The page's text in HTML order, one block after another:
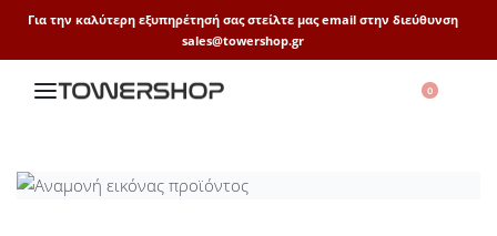
Για την καλύτερη εξυπηρέτησή σας στείλτε μας email στην διεύθυνση
sales@towershop.gr
0